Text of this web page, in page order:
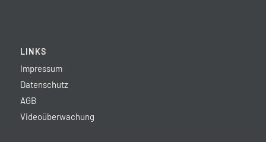
LINKS
Impressum
Datenschutz
AGB
Videoüberwachung